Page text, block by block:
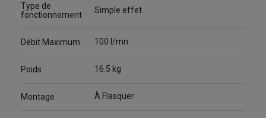
Type de
fonctionnement
Simple effet
Débit Maximum 100 l/mn
Poids 16.5 kg
Montage À Flasquer